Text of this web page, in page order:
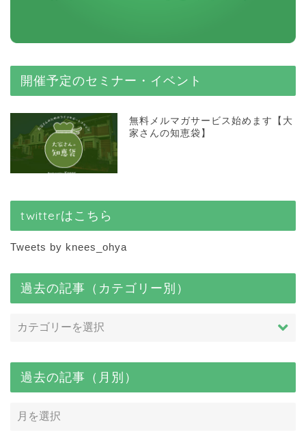
開催予定のセミナー・イベント
無料メルマガサービス始めます【大
家さんの知恵袋】
twitterはこちら
Tweets by knees_ohya
過去の記事（カテゴリー別）
過去の記事（月別）